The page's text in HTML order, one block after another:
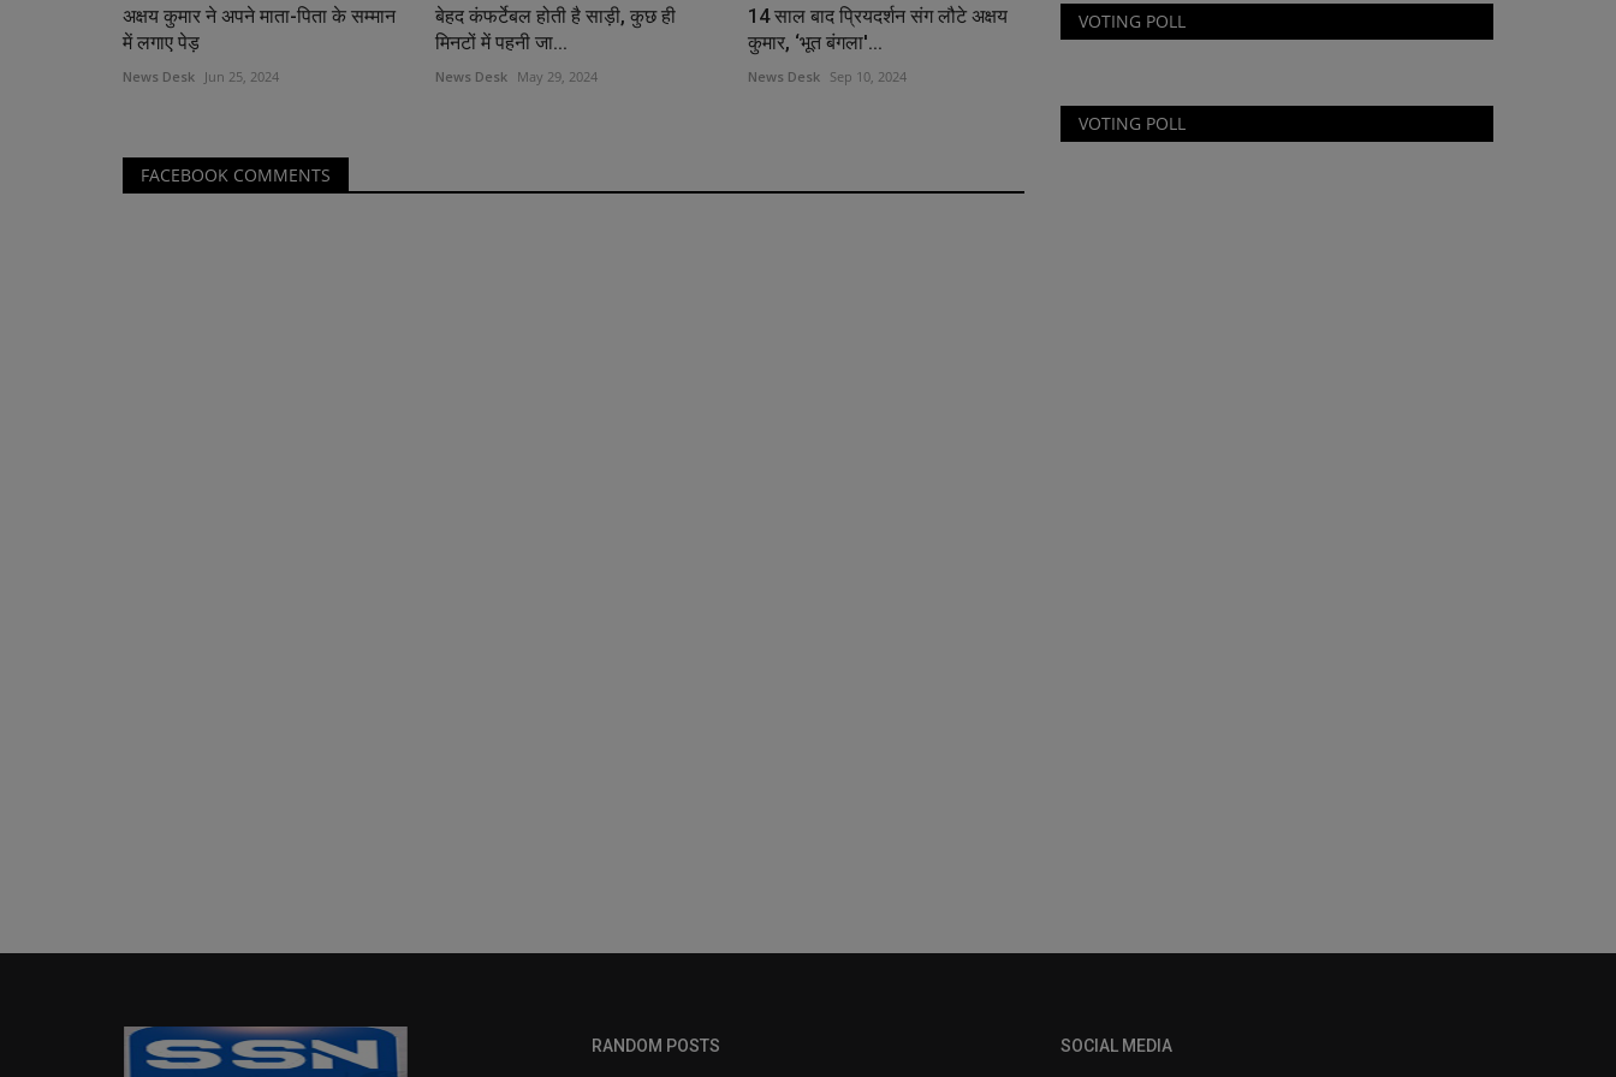
अक्षय कुमार ने अपने माता-पिता के सम्मान
में लगाए पेड़
News Desk Jun 25, 2024
बेहद कंफर्टेबल होती है साड़ी, कुछ ही
मिनटों में पहनी जा...
News Desk May 29, 2024
14 साल बाद प्रियदर्शन संग लौटे अक्षय
कुमार, ‘भूत बंगला'...
News Desk Sep 10, 2024
FACEBOOK COMMENTS
VOTING POLL
VOTING POLL
RANDOM POSTS SOCIAL MEDIA